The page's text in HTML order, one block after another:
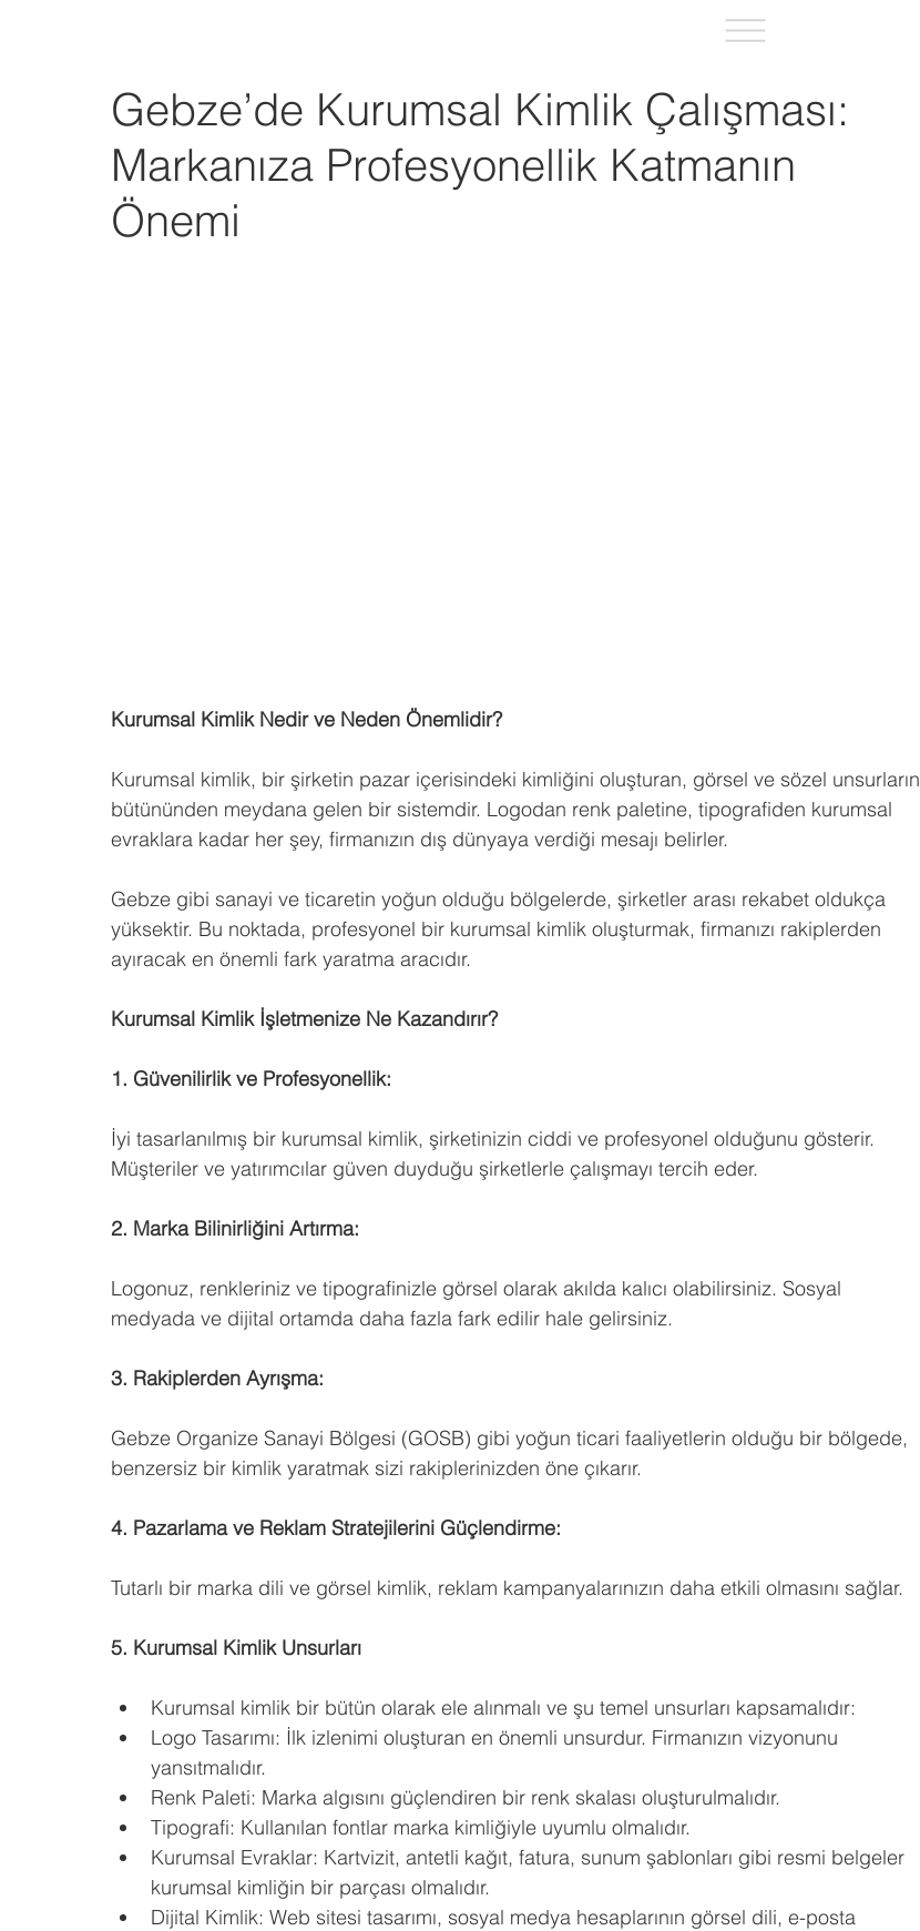
Gebze’de Kurumsal Kimlik Çalışması:
Markanıza Profesyonellik Katmanın
Önemi
Kurumsal Kimlik Nedir ve Neden Önemlidir?
Kurumsal kimlik, bir şirketin pazar içerisindeki kimliğini oluşturan, görsel ve sözel unsurların
bütününden meydana gelen bir sistemdir. Logodan renk paletine, tipografiden kurumsal
evraklara kadar her şey, firmanızın dış dünyaya verdiği mesajı belirler.
Gebze gibi sanayi ve ticaretin yoğun olduğu bölgelerde, şirketler arası rekabet oldukça
yüksektir. Bu noktada, profesyonel bir kurumsal kimlik oluşturmak, firmanızı rakiplerden
ayıracak en önemli fark yaratma aracıdır.
Kurumsal Kimlik İşletmenize Ne Kazandırır?
1. Güvenilirlik ve Profesyonellik:
İyi tasarlanılmış bir kurumsal kimlik, şirketinizin ciddi ve profesyonel olduğunu gösterir.
Müşteriler ve yatırımcılar güven duyduğu şirketlerle çalışmayı tercih eder.
2. Marka Bilinirliğini Artırma:
Logonuz, renkleriniz ve tipografinizle görsel olarak akılda kalıcı olabilirsiniz. Sosyal
medyada ve dijital ortamda daha fazla fark edilir hale gelirsiniz.
3. Rakiplerden Ayrışma:
Gebze Organize Sanayi Bölgesi (GOSB) gibi yoğun ticari faaliyetlerin olduğu bir bölgede,
benzersiz bir kimlik yaratmak sizi rakiplerinizden öne çıkarır.
4. Pazarlama ve Reklam Stratejilerini Güçlendirme:
Tutarlı bir marka dili ve görsel kimlik, reklam kampanyalarınızın daha etkili olmasını sağlar.
5. Kurumsal Kimlik Unsurları
Kurumsal kimlik bir bütün olarak ele alınmalı ve şu temel unsurları kapsamalıdır:
Logo Tasarımı: İlk izlenimi oluşturan en önemli unsurdur. Firmanızın vizyonunu
yansıtmalıdır.
Renk Paleti: Marka algısını güçlendiren bir renk skalası oluşturulmalıdır.
Tipografi: Kullanılan fontlar marka kimliğiyle uyumlu olmalıdır.
Kurumsal Evraklar: Kartvizit, antetli kağıt, fatura, sunum şablonları gibi resmi belgeler
kurumsal kimliğin bir parçası olmalıdır.
Dijital Kimlik: Web sitesi tasarımı, sosyal medya hesaplarının görsel dili, e-posta